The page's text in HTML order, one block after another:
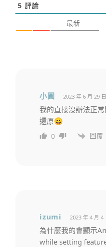
5 評論
最新
小圓 2023 年 6 月 29
我的直接沒辦法正
還原😀
0 回覆
izumi 2023 年 4 月 4
為什麼我的會顯示
while setting